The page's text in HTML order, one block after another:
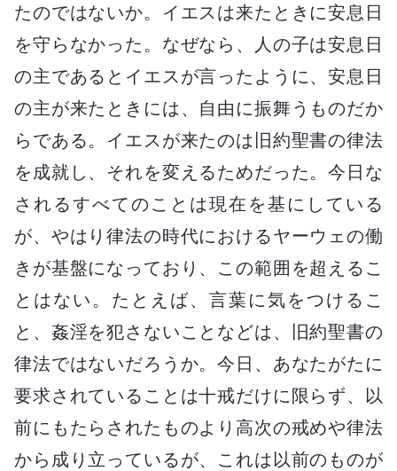
たのではないか。イエスは来たときに安息日
を守らなかった。なぜなら、人の子は安息日
の主であるとイエスが言ったように、安息日
の主が来たときには、自由に振舞うものだか
らである。イエスが来たのは旧約聖書の律法
を成就し、それを変えるためだった。今日な
されるすべてのことは現在を基にしている
が、やはり律法の時代におけるヤーウェの働
きが基盤になっており、この範囲を超えるこ
とはない。たとえば、言葉に気をつけるこ
と、姦淫を犯さないことなどは、旧約聖書の
律法ではないだろうか。今日、あなたがたに
要求されていることは十戒だけに限らず、以
前にもたらされたものより高次の戒めや律法
から成り立っているが、これは以前のものが